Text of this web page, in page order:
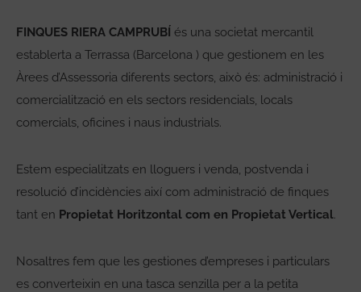
FINQUES RIERA CAMPRUBÍ és una societat mercantil
establerta a Terrassa (Barcelona ) que gestionem en les
Àrees d’Assessoria diferents sectors, això és: administració i
comercialització en els sectors residencials, locals
comercials, oficines i naus industrials.
Estem especialitzats en lloguers i venda, postvenda i
resolució d’incidències així com administració de finques
tant en Propietat Horitzontal com en Propietat Vertical.
Nosaltres fem que les gestiones d’empreses i particulars
es converteixin en una tasca senzilla per a la petita